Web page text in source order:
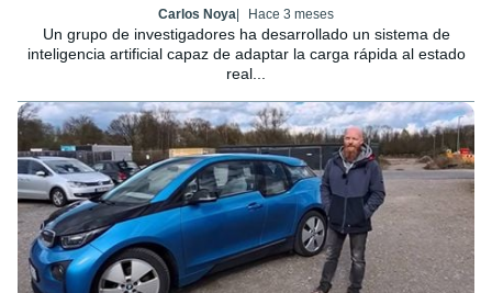
Carlos Noya Hace 3 meses
Un grupo de investigadores ha desarrollado un sistema de
inteligencia artificial capaz de adaptar la carga rápida al estado
real...